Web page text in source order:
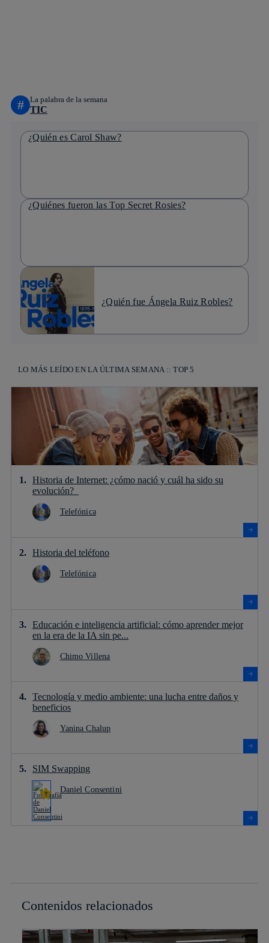
# La palabra de la semana
TIC
¿Quién es Carol Shaw?
¿Quiénes fueron las Top Secret Rosies?
¿Quién fue Ángela Ruiz Robles?
LO MÁS LEÍDO EN LA ÚLTIMA SEMANA :: TOP 5
Historia de Internet: ¿cómo nació y cuál ha sido su
evolución?
Telefónica
Historia del teléfono
Telefónica
Educación e inteligencia artificial: cómo aprender mejor
en la era de la IA sin pe...
Chimo Villena
Tecnología y medio ambiente: una lucha entre daños y
beneficios
Yanina Chalup
SIM Swapping
Daniel Consentini
Contenidos relacionados